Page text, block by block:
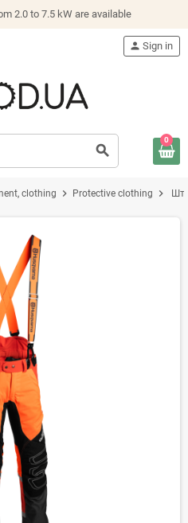
2.0 to 7.5 kW are available
search
person Sign in
0
clothing chevron_right Protective clothing chevron_right